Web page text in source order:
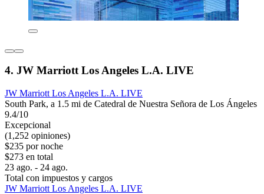
4. JW Marriott Los Angeles L.A. LIVE
JW Marriott Los Angeles L.A. LIVE
South Park, a 1.5 mi de Catedral de Nuestra Señora de Los Ángeles
9.4/10
Excepcional
(1,252 opiniones)
$235 por noche
$273 en total
23 ago. - 24 ago.
Total con impuestos y cargos
JW Marriott Los Angeles L.A. LIVE